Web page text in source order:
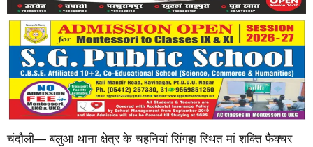
चंदौली— बलुआ थाना क्षेत्र के चहनियां सिंगहा स्थित मां शक्ति फैक्चर